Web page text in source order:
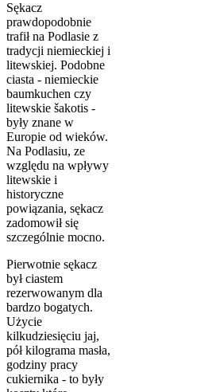
Sękacz
prawdopodobnie
trafił na Podlasie z
tradycji niemieckiej i
litewskiej. Podobne
ciasta - niemieckie
baumkuchen czy
litewskie šakotis -
były znane w
Europie od wieków.
Na Podlasiu, ze
względu na wpływy
litewskie i
historyczne
powiązania, sękacz
zadomowił się
szczególnie mocno.
Pierwotnie sękacz
był ciastem
rezerwowanym dla
bardzo bogatych.
Użycie
kilkudziesięciu jaj,
pół kilograma masła,
godziny pracy
cukiernika - to były